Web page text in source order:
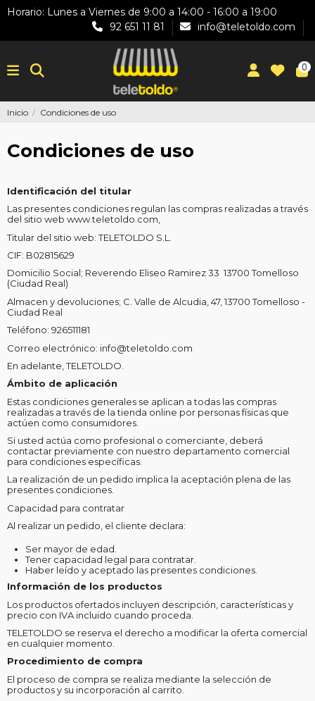
Horario: Lunes a Viernes de 9:00 a 14:00 - 16:00 a 19:00
92 651 11 81
info@teletoldo.com
0
Inicio Condiciones de uso
Condiciones de uso
Identificación del titular
Las presentes condiciones regulan las compras realizadas a través
del sitio web www.teletoldo.com,
Titular del sitio web: TELETOLDO S.L.
CIF: B02815629
Domicilio Social; Reverendo Eliseo Ramirez 33 13700 Tomelloso
(Ciudad Real)
Almacen y devoluciones; C. Valle de Alcudia, 47, 13700 Tomelloso -
Ciudad Real
Teléfono: 926511181
Correo electrónico: info@teletoldo.com
En adelante, TELETOLDO.
Ámbito de aplicación
Estas condiciones generales se aplican a todas las compras
realizadas a través de la tienda online por personas físicas que
actúen como consumidores.
Si usted actúa como profesional o comerciante, deberá
contactar previamente con nuestro departamento comercial
para condiciones específicas.
La realización de un pedido implica la aceptación plena de las
presentes condiciones.
Capacidad para contratar
Al realizar un pedido, el cliente declara:
Ser mayor de edad.
Tener capacidad legal para contratar.
Haber leído y aceptado las presentes condiciones.
Información de los productos
Los productos ofertados incluyen descripción, características y
precio con IVA incluido cuando proceda.
TELETOLDO se reserva el derecho a modificar la oferta comercial
en cualquier momento.
Procedimiento de compra
El proceso de compra se realiza mediante la selección de
productos y su incorporación al carrito.